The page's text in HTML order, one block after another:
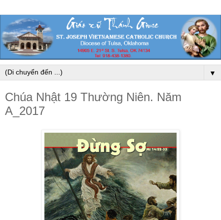
▼
Chúa Nhật 19 Thường Niên. Năm
A_2017